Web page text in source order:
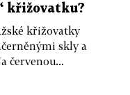
křižovatku?
křižovatky
skly a
červenou...